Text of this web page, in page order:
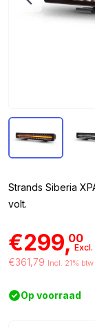
Strands Siberia
volt.
€299,00
€361,79 Incl. 21% btw
Op voorraad